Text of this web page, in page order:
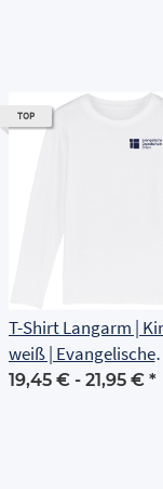
TOP
T-Shirt Langarm |
weiß | Evangelische
Grundschule Erfurt
19,45 € - 21,95 € *